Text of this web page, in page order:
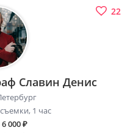
22
Славин Денис
1 час
6 000₽